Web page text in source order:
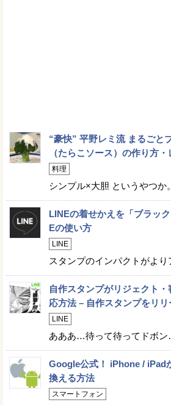
“豪快” 平野レミ流 まるごと
（たらこソース）の作り方・
料理
シンプル×大胆 というやつか。
LINEの着せかえを「ブラッ
Eの使い方
LINE
スタンプのインパクトがより
自作スタンプがリジェクト
応方法 – 自作スタンプをリ
LINE
あああ…待って待ってドボ
Google公式！ iPhone / iPad
換える方法
スマートフォン